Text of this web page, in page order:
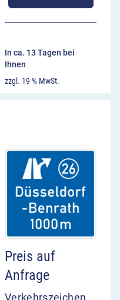
In ca. 13 Tagen bei
Ihnen
zzgl. 19 % MwSt.
Preis auf
Anfrage
Verkehrszeichen